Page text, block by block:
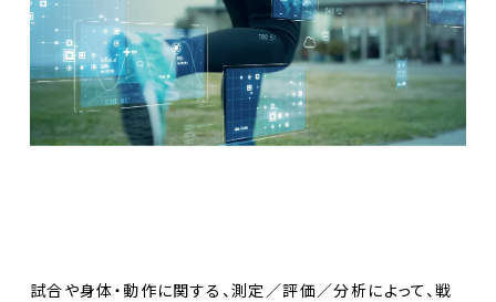
試合や身体・動作に関する、測定／評価／分析によって、戦